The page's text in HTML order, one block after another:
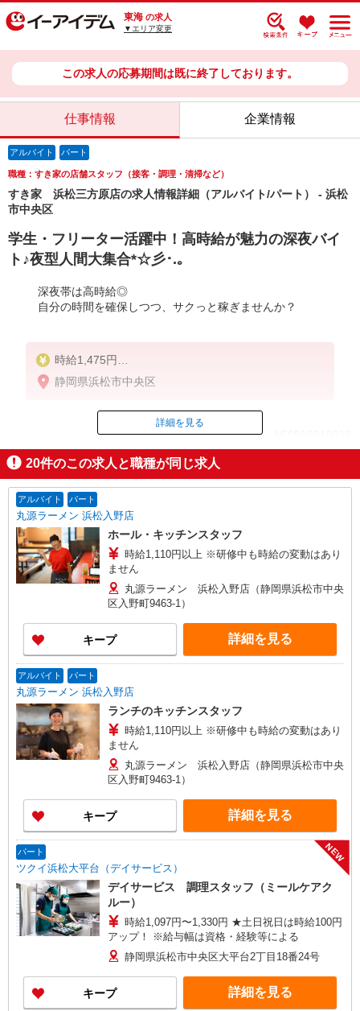
東海 の求人
▼エリア変更
この求人の応募期間は既に終了しております。
仕事情報 企業情報
アルバイト パート
職種：すき家の店舗スタッフ（接客・調理・清掃など）
すき家 浜松三方原店の求人情報詳細（アルバイト/パート） - 浜松
市中央区
学生・フリーター活躍中！高時給が魅力の深夜バイ
ト♪夜型人間大集合*☆彡･.｡
深夜帯は高時給◎
自分の時間を確保しつつ、サクっと稼ぎませんか？
時給1,475円
※土日祝手当 時給＋20円
静岡県浜松市中央区
ID：AE0518310318
掲載期間終了
詳細を見る
20件のこの求人と職種が同じ求人
アルバイト パート
丸源ラーメン 浜松入野店
ホール・キッチンスタッフ
時給1,110円以上 ※研修中も時給の変動はあり
ません
丸源ラーメン 浜松入野店（静岡県浜松市中央
区入野町9463-1）
キープ 詳細を見る
アルバイト パート
丸源ラーメン 浜松入野店
ランチのキッチンスタッフ
時給1,110円以上 ※研修中も時給の変動はあり
ません
丸源ラーメン 浜松入野店（静岡県浜松市中央
区入野町9463-1）
キープ 詳細を見る
パート
ツクイ浜松大平台（デイサービス）
NEW
デイサービス 調理スタッフ（ミールケアク
ルー）
時給1,097円〜1,330円 ★土日祝日は時給100円
アップ！ ※給与幅は資格・経験等による
静岡県浜松市中央区大平台2丁目18番24号
キープ 詳細を見る